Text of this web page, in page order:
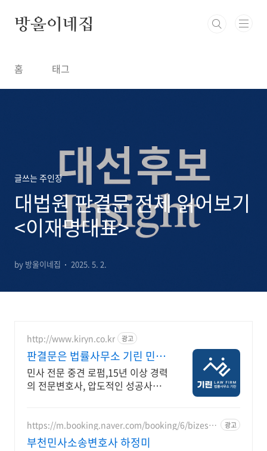
방울이네집
홈 태그
글쓰는 주인장
대법원 판결문 전체 읽어보기
<이재명대표>
by 방울이네집 2025. 5. 2.
http://www.kiryn.co.kr 광고
판결문은 법률사무소 기린 민사
소송 수많은 승소사례
민사 전문 중견 로펌,15년 이상 경력
의 전문변호사, 압도적인 성공사례
기린입니다.
https://m.booking.naver.com/booking/6/bizes/1
47504
광고
부천민사소송변호사 하정미